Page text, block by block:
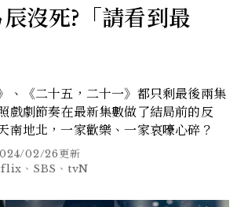
沒死?「請看到最
、《二十五，二十一》都只剩最後兩集
戲劇節奏在最新集數做了結局前的反
南地北，一家歡樂、一家哀嚎心碎？
02/26更新
、SBS、tvN